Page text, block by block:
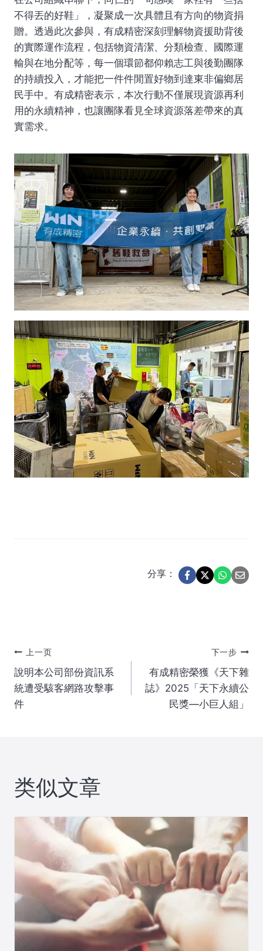
不得丟的好鞋」，凝聚成一次具體且有方向的物資捐
贈。透過此次參與，有成精密深刻理解物資援助背後
的實際運作流程，包括物資清潔、分類檢查、國際運
輸與在地分配等，每一個環節都仰賴志工與後勤團隊
的持續投入，才能把一件件閒置好物到達東非偏鄉居
民手中。有成精密表示，本次行動不僅展現資源再利
用的永續精神，也讓團隊看見全球資源落差帶來的真
實需求。
分享：
文
章
导
上一页
說明本公司部份資訊系
統遭受駭客網路攻擊事
件
下一步
有成精密榮獲《天下雜
誌》2025「天下永續公
民獎—小巨人組」
类似文章